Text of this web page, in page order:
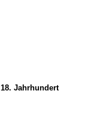
Jahrhundert